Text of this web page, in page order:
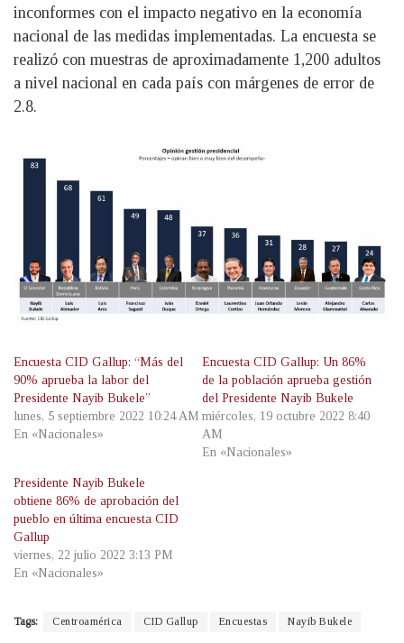
inconformes con el impacto negativo en la economía
nacional de las medidas implementadas. La encuesta se
realizó con muestras de aproximadamente 1,200 adultos
a nivel nacional en cada país con márgenes de error de
2.8.
Encuesta CID Gallup: “Más del
90% aprueba la labor del
Presidente Nayib Bukele”
lunes, 5 septiembre 2022 10:24 AM
En «Nacionales»
Encuesta CID Gallup: Un 86%
de la población aprueba gestión
del Presidente Nayib Bukele
miércoles, 19 octubre 2022 8:40
AM
En «Nacionales»
Presidente Nayib Bukele
obtiene 86% de aprobación del
pueblo en última encuesta CID
Gallup
viernes, 22 julio 2022 3:13 PM
En «Nacionales»
Tags: Centroamérica CID Gallup Encuestas Nayib Bukele